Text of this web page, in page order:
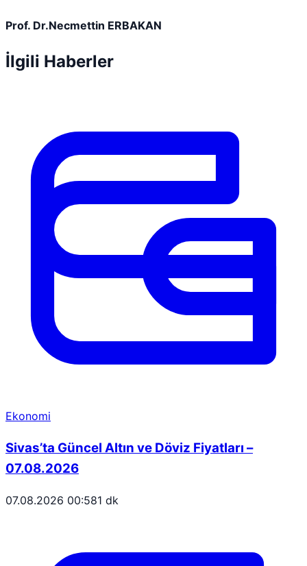
Prof. Dr.Necmettin ERBAKAN
İlgili Haberler
Ekonomi
Sivas’ta Güncel Altın ve Döviz Fiyatları –
07.08.2026
07.08.2026 00:581 dk